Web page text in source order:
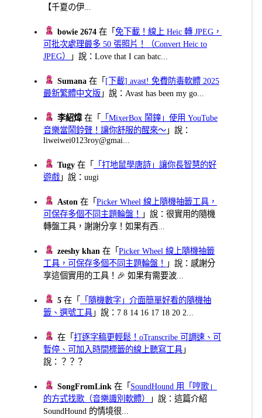
【千夏の伊...
bowie 2674 在「免下載！線上 Heic 轉 JPEG，
可批次處理最多 50 張照片！（Convert Heic to
JPEG）
」說：Love that I can batc...
Sumana 在「 [下載] avast! 免費防毒軟體 2025
最新繁體中文版 」說：Avast has been my go...
李紹煒在「
「MixerBox 鬧鐘」使用 YouTube
音樂當鬧鈴聲！讓你舒服的醒來～ 」說：
liweiwei0123roy@gmai...
Tugy 在「
「打地鼠學唐詩」讓你長智慧的好
遊戲 」說：uugi
Aston 在「Picker Wheel 線上隨機抽籤工具，
可保存多個不同主題輪盤！
」說：很實用的隨機
轉盤工具，謝謝分享！如果有西...
zeeshy khan 在「Picker Wheel 線上隨機抽籤
工具，可保存多個不同主題輪盤！
」說：感謝分
享這個實用的工具！🎉 如果有需要波...
5 在「
「隨機數字」介面簡單好看的隨機抽
籤、選號工具 」說：7 8 14 16 17 18 20 2...
在「打逐字稿更輕鬆！oTranscribe 可調速、可
暫停、可加入時間標籤的線上聽寫工具 」
說：？？？
SongFromLink 在「 SoundHound 用「哼歌」
的方式找歌（音樂識別軟體）
」說：這篇介紹
SoundHound 的情境很...